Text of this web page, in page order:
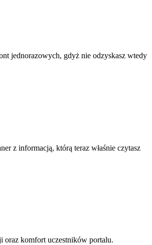
jednorazowych, gdyż nie odzyskasz wtedy
z informacją, którą teraz właśnie czytasz
oraz komfort uczestników portalu.